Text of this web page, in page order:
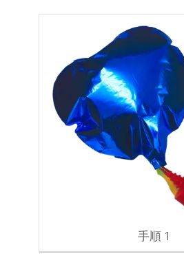
手順 1